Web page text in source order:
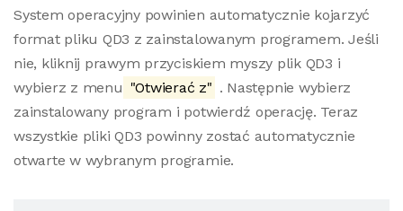
System operacyjny powinien automatycznie kojarzyć
format pliku QD3 z zainstalowanym programem. Jeśli
nie, kliknij prawym przyciskiem myszy plik QD3 i
wybierz z menu "Otwierać z" . Następnie wybierz
zainstalowany program i potwierdź operację. Teraz
wszystkie pliki QD3 powinny zostać automatycznie
otwarte w wybranym programie.